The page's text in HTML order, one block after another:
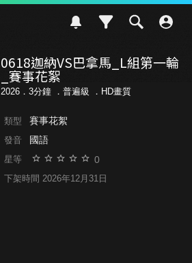
0618迦納VS巴拿馬_L組第一輪
_賽事花絮
2026．3分鐘 ． 普遍級 ．HD畫質
類型 賽事花絮
發音 國語
星等 0
下架時間 2026年12月31日